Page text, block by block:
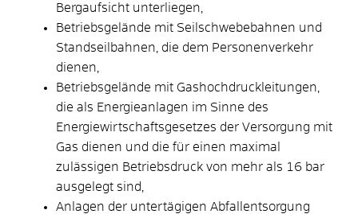
Bergaufsicht unterliegen,
Betriebsgelände mit Seilschwebebahnen und
Standseilbahnen, die dem Personenverkehr
dienen,
Betriebsgelände mit Gashochdruckleitungen,
die als Energieanlagen im Sinne des
Energiewirtschaftsgesetzes der Versorgung mit
Gas dienen und die für einen maximal
zulässigen Betriebsdruck von mehr als 16 bar
ausgelegt sind,
Anlagen der untertägigen Abfallentsorgung